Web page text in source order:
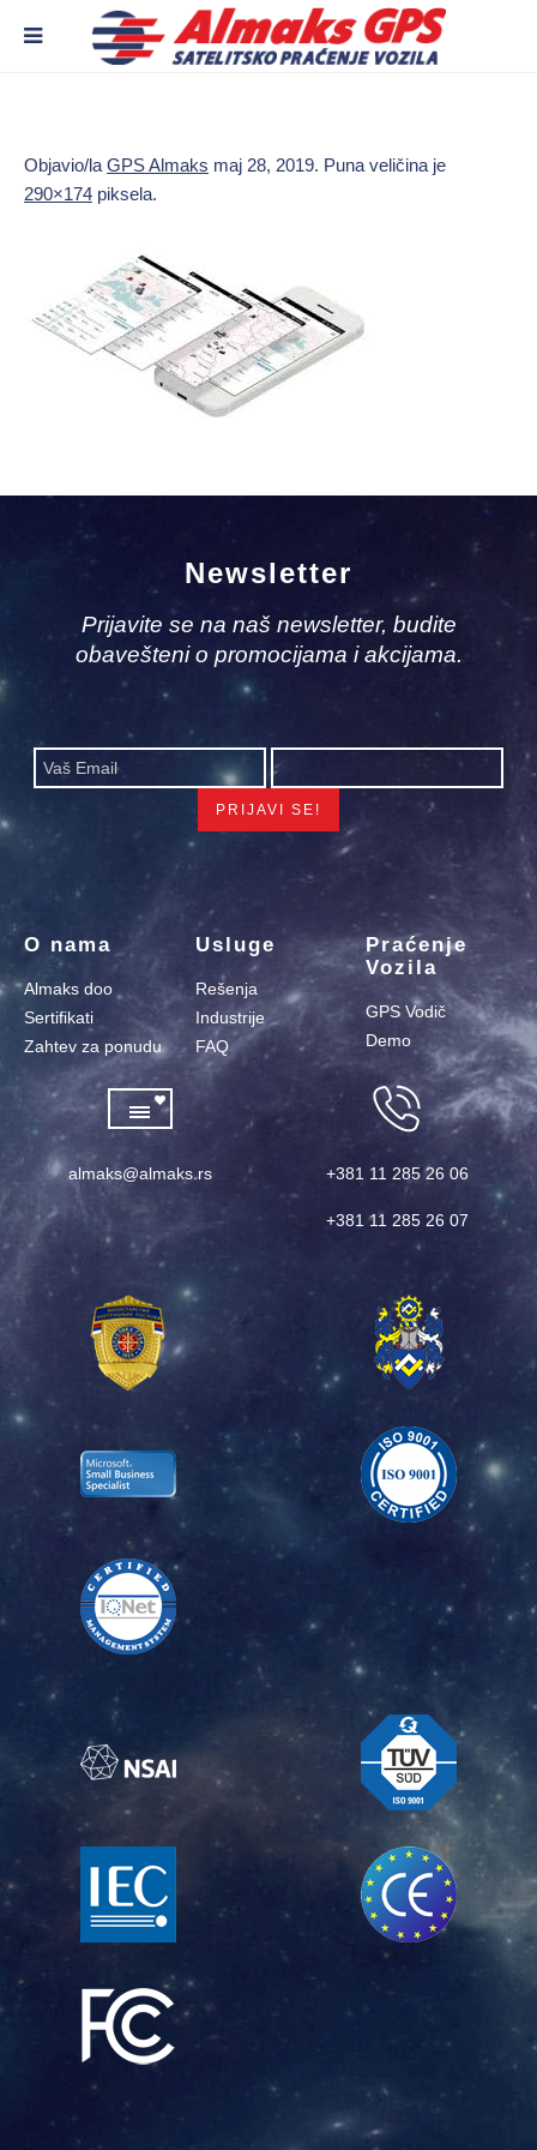
Objavio/la GPS Almaks maj 28, 2019. Puna veličina je
290×174 piksela.
Newsletter
Prijavite se na naš newsletter, budite
obavešteni o promocijama i akcijama.
O nama
Almaks doo
Sertifikati
Zahtev za ponudu
Usluge
Rešenja
Industrije
FAQ
Praćenje
Vozila
GPS Vodič
Demo
almaks@almaks.rs +381 11 285 26 06
+381 11 285 26 07